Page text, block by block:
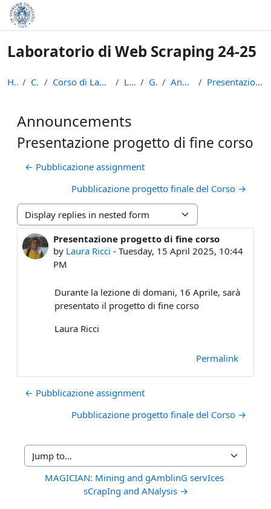
Skip to main content
Laboratorio di Web Scraping 24-25
Home Courses Corso di Laurea in Informatica (L-31) LWS2425 General Announcements Presentazione progetto di fine corso
Announcements
Presentazione progetto di fine corso
← Pubblicazione assignment
Pubblicazione progetto finale del Corso →
Display mode
Presentazione progetto di fine corso
by Laura Ricci - Tuesday, 15 April 2025, 10:44
PM
Number of replies: 0
Durante la lezione di domani, 16 Aprile, sarà
presentato il progetto di fine corso
Laura Ricci
Permalink
← Pubblicazione assignment
Pubblicazione progetto finale del Corso →
Jump to...
MAGICIAN: Mining and gAmblinG servIces
sCrapIng and ANalysis →